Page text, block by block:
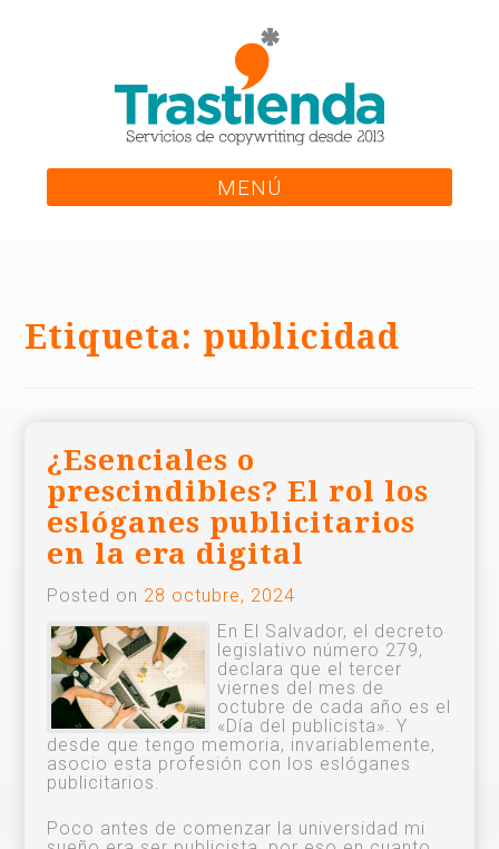
MENÚ
Etiqueta: publicidad
¿Esenciales o
prescindibles? El rol los
eslóganes publicitarios
en la era digital
Posted on 28 octubre, 2024
En El Salvador, el decreto
legislativo número 279,
declara que el tercer
viernes del mes de
octubre de cada año es el
«Día del publicista». Y
desde que tengo memoria, invariablemente,
asocio esta profesión con los eslóganes
publicitarios.
Poco antes de comenzar la universidad mi